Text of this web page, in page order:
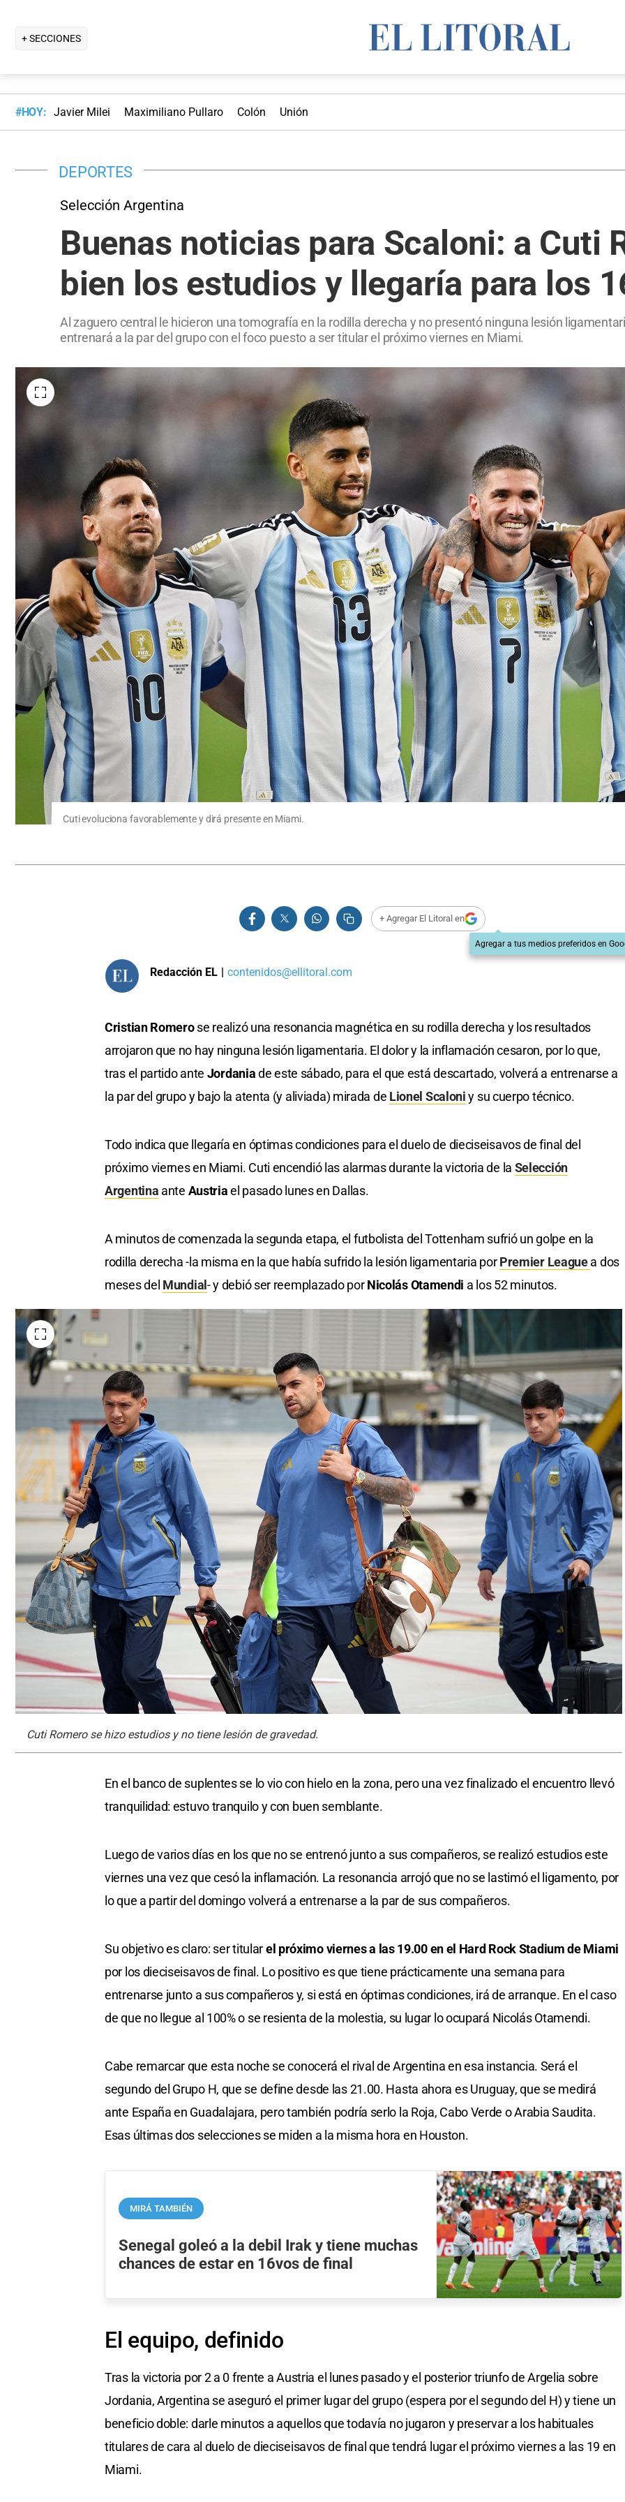
+ SECCIONES
#HOY: Javier Milei Maximiliano Pullaro Colón Unión
DEPORTES
Selección Argentina
Buenas noticias para Scaloni: a Cuti
bien los estudios y llegaría para los
Al zaguero central le hicieron una tomografía en la rodilla derecha y no presentó ninguna lesión
entrenará a la par del grupo con el foco puesto a ser titular el próximo viernes en Miami.
Cuti evoluciona favorablemente y dirá presente en Miami.
+ Agregar El Litoral en
Agregar a tus medios preferidos en
Redacción EL | contenidos@ellitoral.com
Cristian Romerose realizó una resonancia magnética en su rodilla derecha y los resultados
arrojaron que no hay ninguna lesión ligamentaria. El dolor y la inflamación cesaron, por lo que,
tras el partido ante Jordaniade este sábado, para el que está descartado, volverá a entrenarse a
la par del grupo y bajo la atenta (y aliviada) mirada de Lionel Scaloniy su cuerpo técnico.
Todo indica que llegaría en óptimas condiciones para el duelo de dieciseisavos de final del
próximo viernes en Miami. Cuti encendió las alarmas durante la victoria de la Selección
Argentina ante Austriael pasado lunes en Dallas.
A minutos de comenzada la segunda etapa, el futbolista del Tottenham sufrió un golpe en la
rodilla derecha -la misma en la que había sufrido la lesión ligamentaria porPremier Leaguea dos
meses del Mundial - y debió ser reemplazado porNicolás Otamendi a los 52 minutos.
Cuti Romero se hizo estudios y no tiene lesión de gravedad.
En el banco de suplentes se lo vio con hielo en la zona, pero una vez finalizado el encuentro llevó
tranquilidad: estuvo tranquilo y con buen semblante.
Luego de varios días en los que no se entrenó junto a sus compañeros, se realizó estudios este
viernes una vez que cesó la inflamación. La resonancia arrojó que no se lastimó el ligamento, por
lo que a partir del domingo volverá a entrenarse a la par de sus compañeros.
Su objetivo es claro: ser titularel próximo viernes a las 19.00 en el Hard Rock Stadium de Miami
por los dieciseisavos de final. Lo positivo es que tiene prácticamente una semana para
entrenarse junto a sus compañeros y, si está en óptimas condiciones, irá de arranque. En el caso
de que no llegue al 100% o se resienta de la molestia, su lugar lo ocupará Nicolás Otamendi.
Cabe remarcar que esta noche se conocerá el rival de Argentina en esa instancia. Será el
segundo del Grupo H, que se define desde las 21.00. Hasta ahora es Uruguay, que se medirá
ante España en Guadalajara, pero también podría serlo la Roja, Cabo Verde o Arabia Saudita.
Esas últimas dos selecciones se miden a la misma hora en Houston.
MIRÁ TAMBIÉN
Senegal goleó a la debil Irak y tiene muchas
chances de estar en 16vos de final
El equipo, definido
Tras la victoria por 2 a 0 frente a Austria el lunes pasado y el posterior triunfo de Argelia sobre
Jordania, Argentina se aseguró el primer lugar del grupo (espera por el segundo del H) y tiene un
beneficio doble: darle minutos a aquellos que todavía no jugaron y preservar a los habituales
titulares de cara al duelo de dieciseisavos de final que tendrá lugar el próximo viernes a las 19 en
Miami.